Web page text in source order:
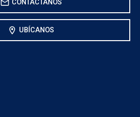
mail CONTÁCTANOS
location_on UBÍCANOS